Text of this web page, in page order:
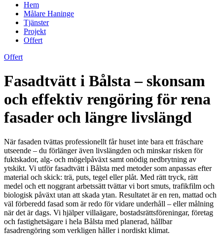
Hem
Målare Haninge
Tjänster
Projekt
Offert
Offert
Fasadtvätt i Bålsta – skonsam
och effektiv rengöring för rena
fasader och längre livslängd
När fasaden tvättas professionellt får huset inte bara ett fräschare
utseende – du förlänger även livslängden och minskar risken för
fuktskador, alg- och mögelpåväxt samt onödig nedbrytning av
ytskikt. Vi utför fasadtvätt i Bålsta med metoder som anpassas efter
material och skick: trä, puts, tegel eller plåt. Med rätt tryck, rätt
medel och ett noggrant arbetssätt tvättar vi bort smuts, trafikfilm och
biologisk påväxt utan att skada ytan. Resultatet är en ren, mattad och
väl förberedd fasad som är redo för vidare underhåll – eller målning
när det är dags. Vi hjälper villaägare, bostadsrättsföreningar, företag
och fastighetsägare i hela Bålsta med planerad, hållbar
fasadrengöring som verkligen håller i nordiskt klimat.